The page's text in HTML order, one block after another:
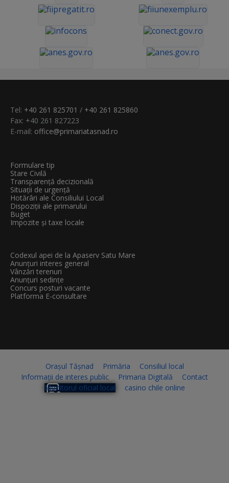
Tel: +40 261 825701 / +40 261 825860
Fax: +40 261 827223
E-mail: office@primariatasnad.ro
Formulare tip
Stare Civilă
Transparenţă decizională
Situații de urgență
Hotărâri ale Consiliului Local
Dispoziții ale primarului
Buget
Impozite și taxe locale
Codexul apei de la Apaserv Satu Mare
Anunțuri interes general
Vânzări terenuri
Anunțuri sedințe
Concurs posturi vacante
Platforma E-consultare
Orașul Tășnad Primăria
Consiliul local
Informații de interes public
Primaria Digitală
Contact
Monitorul oficial local
casino chile online